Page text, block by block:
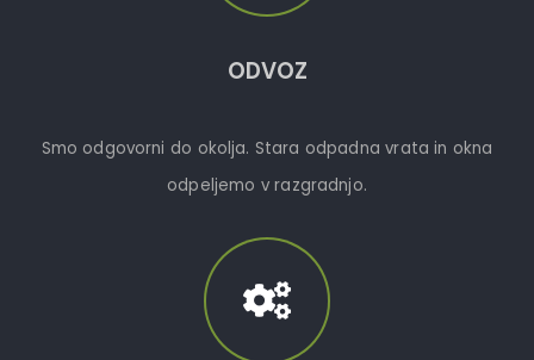
ODVOZ
Smo odgovorni do okolja. Stara odpadna vrata in okna
odpeljemo v razgradnjo.